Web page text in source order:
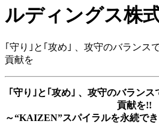
ルディングス株
｢守り｣と｢攻め｣ 、攻守のバランス
貢献を
｢守り｣と｢攻め｣ 、攻守のバラン
貢献を!!
～“KAIZEN”スパイラルを永続で